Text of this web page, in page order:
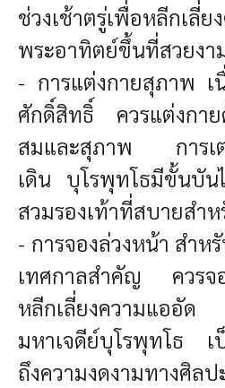
ช่วงเช้าตรู่เพื่อหลีกเลี่
พระอาทิตย์ขึ้นที่สวยงา
- การแต่งกายสุภาพ
ศักดิ์สิทธิ์ ควรแต่งกาย
สมและสุภาพ การเต
เดิน บุโรพุทโธมีขั้นบัน
สวมรองเท้าที่สบายสำ
- การจองล่วงหน้า สำห
เทศกาลสำคัญ ควรจ
หลีกเลี่ยงความแออัด
มหาเจดีย์บุโรพุทโธ
ถึงความงดงามทางศิล